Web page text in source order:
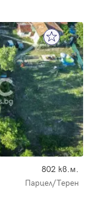
802 кв.м.
Парцел/Терен